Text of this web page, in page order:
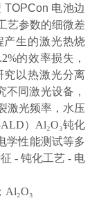
TOPCon 电池边
艺参数的细微差
产生的激光热烧
的效率损失，
究以热激光分离
不同激光设备，
激光频率，水压
ALD） Al₂O₃钝化
学性能测试等多
征-钝化工艺- 电
； Al₂O₃